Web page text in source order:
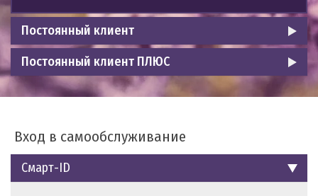
Постоянный клиент
Постоянный клиент ПЛЮС
Вход в самообслуживание
Смарт-ID